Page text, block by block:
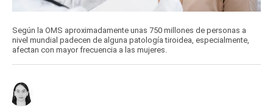
Según la OMS aproximadamente unas 750 millones de personas a
nivel mundial padecen de alguna patología tiroidea, especialmente,
afectan con mayor frecuencia a las mujeres.